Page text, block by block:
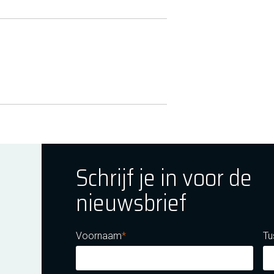
Youtube
Schrijf je in voor de
nieuwsbrief
Voornaam